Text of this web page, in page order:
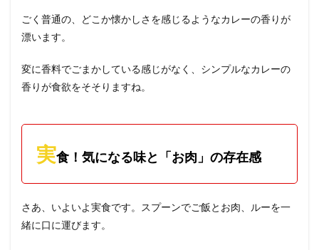
ごく普通の、どこか懐かしさを感じるようなカレーの香りが
漂います。
変に香料でごまかしている感じがなく、シンプルなカレーの
香りが食欲をそそりますね。
実食！気になる味と「お肉」の存在感
さあ、いよいよ実食です。スプーンでご飯とお肉、ルーを一
緒に口に運びます。